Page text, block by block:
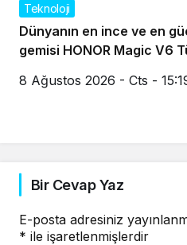
Teknoloji
Dünyanın en ince ve en güçlü
gemisi HONOR Magic V6
8 Ağustos 2026 - Cts -
Bir Cevap Yaz
E-posta adresiniz
* ile işaretlenmişlerdir